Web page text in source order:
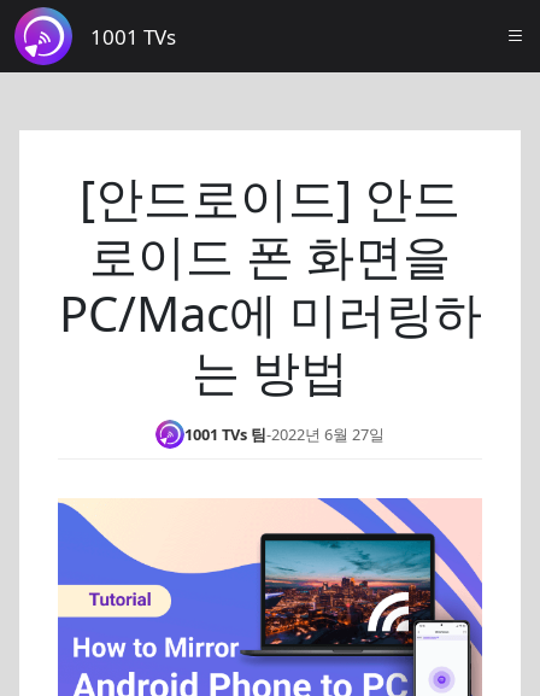
1001 TVs
[안드로이드] 안드
로이드 폰 화면을
PC/Mac에 미러링하
는 방법
1001 TVs 팀-2022년 6월 27일